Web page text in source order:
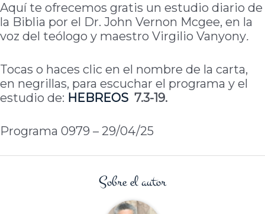
Aquí te ofrecemos gratis un estudio diario de
la Biblia por el Dr. John Vernon Mcgee, en la
voz del teólogo y maestro Virgilio Vanyony.
Tocas o haces clic en el nombre de la carta,
en negrillas, para escuchar el programa y el
estudio de: HEBREOS 7.3-19.
Programa 0979 – 29/04/25
Sobre el autor